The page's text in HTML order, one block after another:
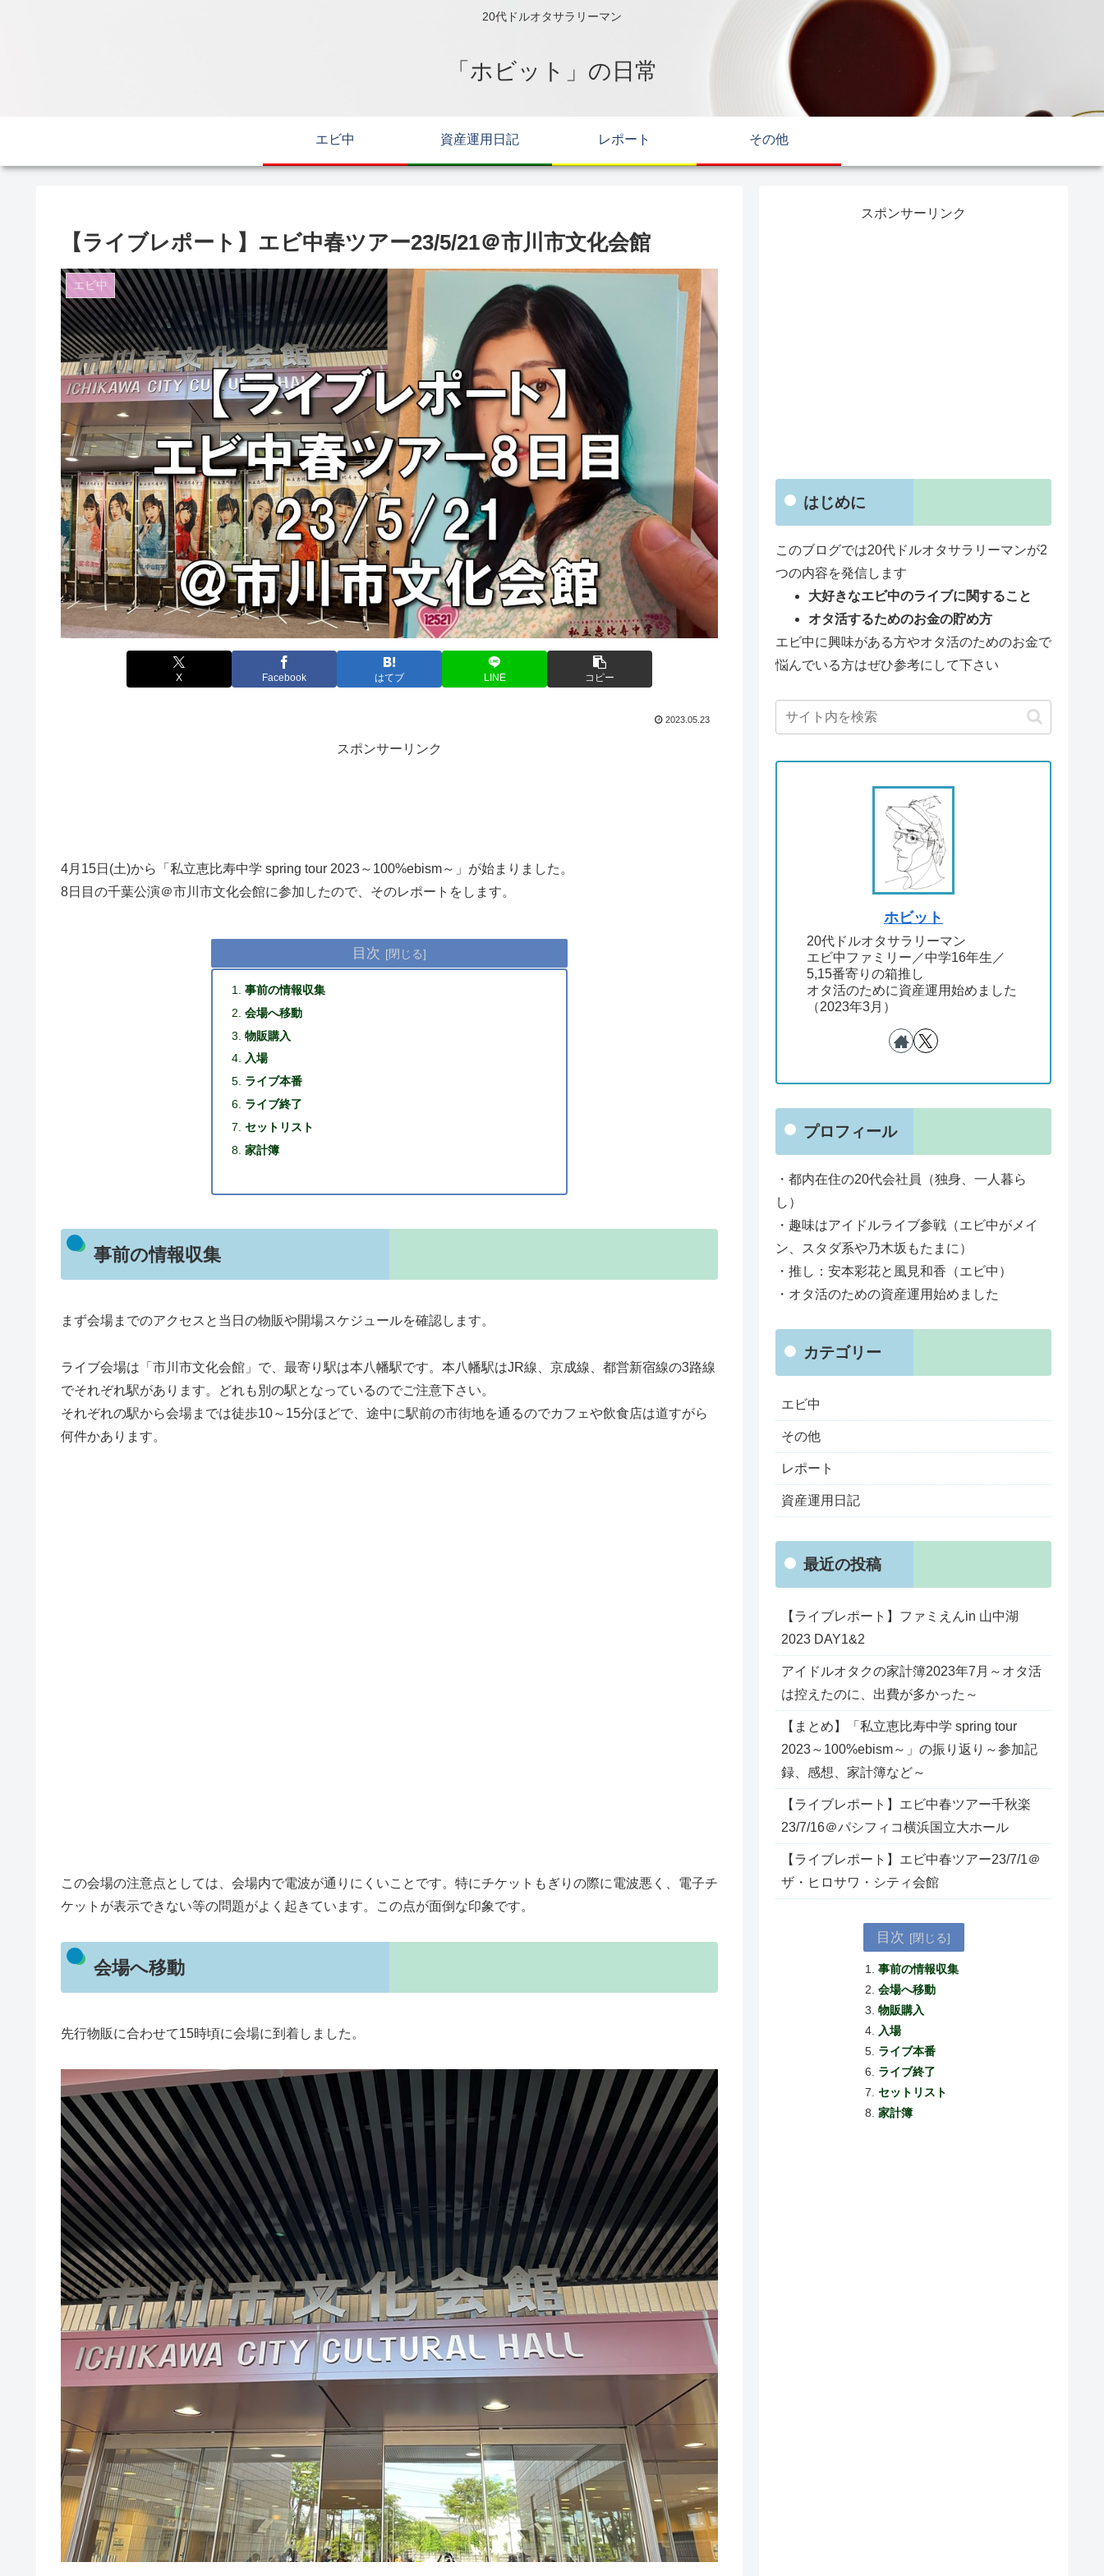
20代ドルオタサラリーマン
「ホビット」の日常
エビ中 資産運用日記 レポート その他
【ライブレポート】エビ中春ツアー23/5/21＠市川市文化会館
エビ中
X Facebook はてブ LINE コピー
2023.05.23
スポンサーリンク
4月15日(土)から「私立恵比寿中学 spring tour 2023～100%ebism～」が始まりました。
8日目の千葉公演＠市川市文化会館に参加したので、そのレポートをします。
目次
事前の情報収集
会場へ移動
物販購入
入場
ライブ本番
ライブ終了
セットリスト
家計簿
事前の情報収集
まず会場までのアクセスと当日の物販や開場スケジュールを確認します。
ライブ会場は「市川市文化会館」で、最寄り駅は本八幡駅です。本八幡駅はJR線、京成線、都営新宿線の3路線
でそれぞれ駅があります。どれも別の駅となっているのでご注意下さい。
それぞれの駅から会場までは徒歩10～15分ほどで、途中に駅前の市街地を通るのでカフェや飲食店は道すがら
何件かあります。
この会場の注意点としては、会場内で電波が通りにくいことです。特にチケットもぎりの際に電波悪く、電子チ
ケットが表示できない等の問題がよく起きています。この点が面倒な印象です。
会場へ移動
先行物販に合わせて15時頃に会場に到着しました。
スポンサーリンク
はじめに
このブログでは20代ドルオタサラリーマンが2
つの内容を発信します
大好きなエビ中のライブに関すること
オタ活するためのお金の貯め方
エビ中に興味がある方やオタ活のためのお金で
悩んでいる方はぜひ参考にして下さい
ホビット
20代ドルオタサラリーマン
エビ中ファミリー／中学16年生／
5,15番寄りの箱推し
オタ活のために資産運用始めました
（2023年3月）
プロフィール
・都内在住の20代会社員（独身、一人暮ら
し）
・趣味はアイドルライブ参戦（エビ中がメイ
ン、スタダ系や乃木坂もたまに）
・推し：安本彩花と風見和香（エビ中）
・オタ活のための資産運用始めました
カテゴリー
エビ中
その他
レポート
資産運用日記
最近の投稿
【ライブレポート】ファミえんin 山中湖
2023 DAY1&2
アイドルオタクの家計簿2023年7月～オタ活
は控えたのに、出費が多かった～
【まとめ】「私立恵比寿中学 spring tour
2023～100%ebism～」の振り返り～参加記
録、感想、家計簿など～
【ライブレポート】エビ中春ツアー千秋楽
23/7/16＠パシフィコ横浜国立大ホール
【ライブレポート】エビ中春ツアー23/7/1＠
ザ・ヒロサワ・シティ会館
目次
事前の情報収集
会場へ移動
物販購入
入場
ライブ本番
ライブ終了
セットリスト
家計簿